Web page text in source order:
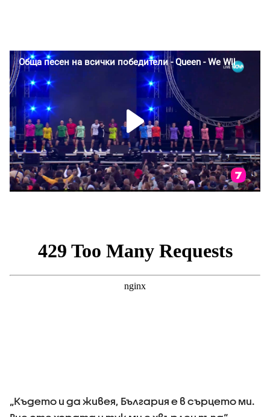
„Където и да живея, България е в сърцето ми.